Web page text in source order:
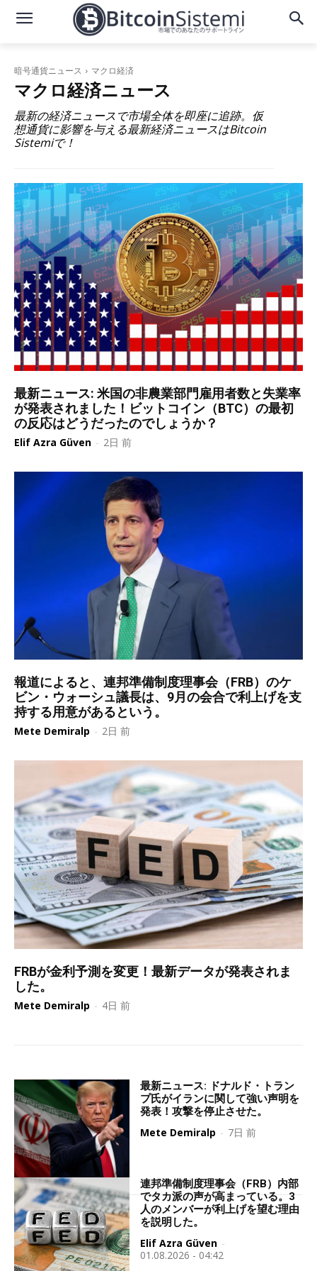
暗号通貨ニュース マクロ経済
マクロ経済ニュース
最新の経済ニュースで市場全体を即座に追跡。仮
想通貨に影響を与える最新経済ニュースはBitcoin
Sistemiで！
最新ニュース: 米国の非農業部門雇用者数と失業率
が発表されました！ビットコイン（BTC）の最初
の反応はどうだったのでしょうか？
Elif Azra Güven - 2日 前
報道によると、連邦準備制度理事会（FRB）のケ
ビン・ウォーシュ議長は、9月の会合で利上げを支
持する用意があるという。
Mete Demiralp - 2日 前
FRBが金利予測を変更！最新データが発表されま
した。
Mete Demiralp - 4日 前
最新ニュース: ドナルド・トラン
プ氏がイランに関して強い声明を
発表！攻撃を停止させた。
Mete Demiralp - 7日 前
連邦準備制度理事会（FRB）内部
でタカ派の声が高まっている。3
人のメンバーが利上げを望む理由
を説明した。
Elif Azra Güven -
01.08.2026 - 04:42